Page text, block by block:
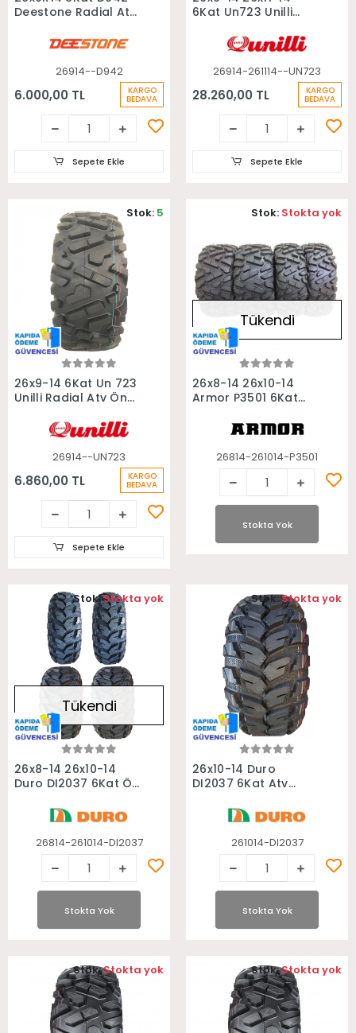
Deestone Radial Atv
26914--D942
6.000,00 TL KARGO
BEDAVA
Sepete Ekle
6Kat Un723 Unilli
Lastiği
26914-261114--UN723
28.260,00 TL KARGO
BEDAVA
Sepete Ekle
Sepete Ekle
26x9-14 6Kat Un 723
Unilli Radial Atv Ön
26914--UN723
6.860,00 TL KARGO
BEDAVA
Stok: 5
Sepete Ekle
Stokta Yok
Tükendi
26x8-14 26x10-14
Armor P3501 6Kat
26814-261014-P3501
Stok: Stokta yok
Stokta Yok
Stokta Yok
Tükendi
26x8-14 26x10-14
Duro DI2037 6Kat Ön
Lastiği
26814-261014-DI2037
Stok:Stokta yok
Stokta Yok
Stokta Yok
26x10-14 Duro
DI2037 6Kat Atv
261014-DI2037
Stok:Stokta yok
Stokta Yok
Stok:Stokta yok Stok:Stokta yok